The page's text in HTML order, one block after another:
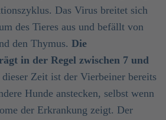
Das Virus breitet sich
des Tieres aus und befällt von
den Thymus. Die
in der Regel zwischen 7 und
dieser Zeit ist der Vierbeiner bereits
Hunde anstecken, selbst wenn
der Erkrankung zeigt. Der